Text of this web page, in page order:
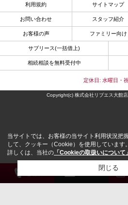
利用規約 サイトマップ
お問い合わせ スタッフ紹介
お客様の声 ファミリー向け
サブリース(一括借上)
相続相談を無料受付中
定休日: 水曜日・
Copyright(c) 株式会社リブエス大館
当サイトでは、お客様の当サイト利用状況把
して、クッキー（Cookie）を使用しています。
詳しくは、当社の 「Cookieの取扱いについて」
閉じる